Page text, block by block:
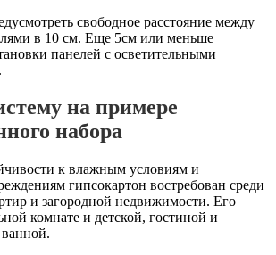
свободное расстояние между
в 10 см. Еще 5см или меньше
панелей с осветительными
на примере
набора
к влажным условиям и
гипсокартон востребован среди
и загородной недвижимости. Его
комнате и детской, гостиной и